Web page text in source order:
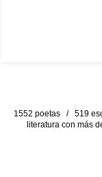
1552 poetas / 519
literatura con más